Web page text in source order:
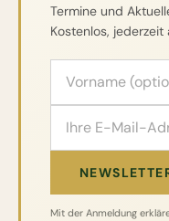
Termine und
Kostenlos,
Mit der Anmeldung